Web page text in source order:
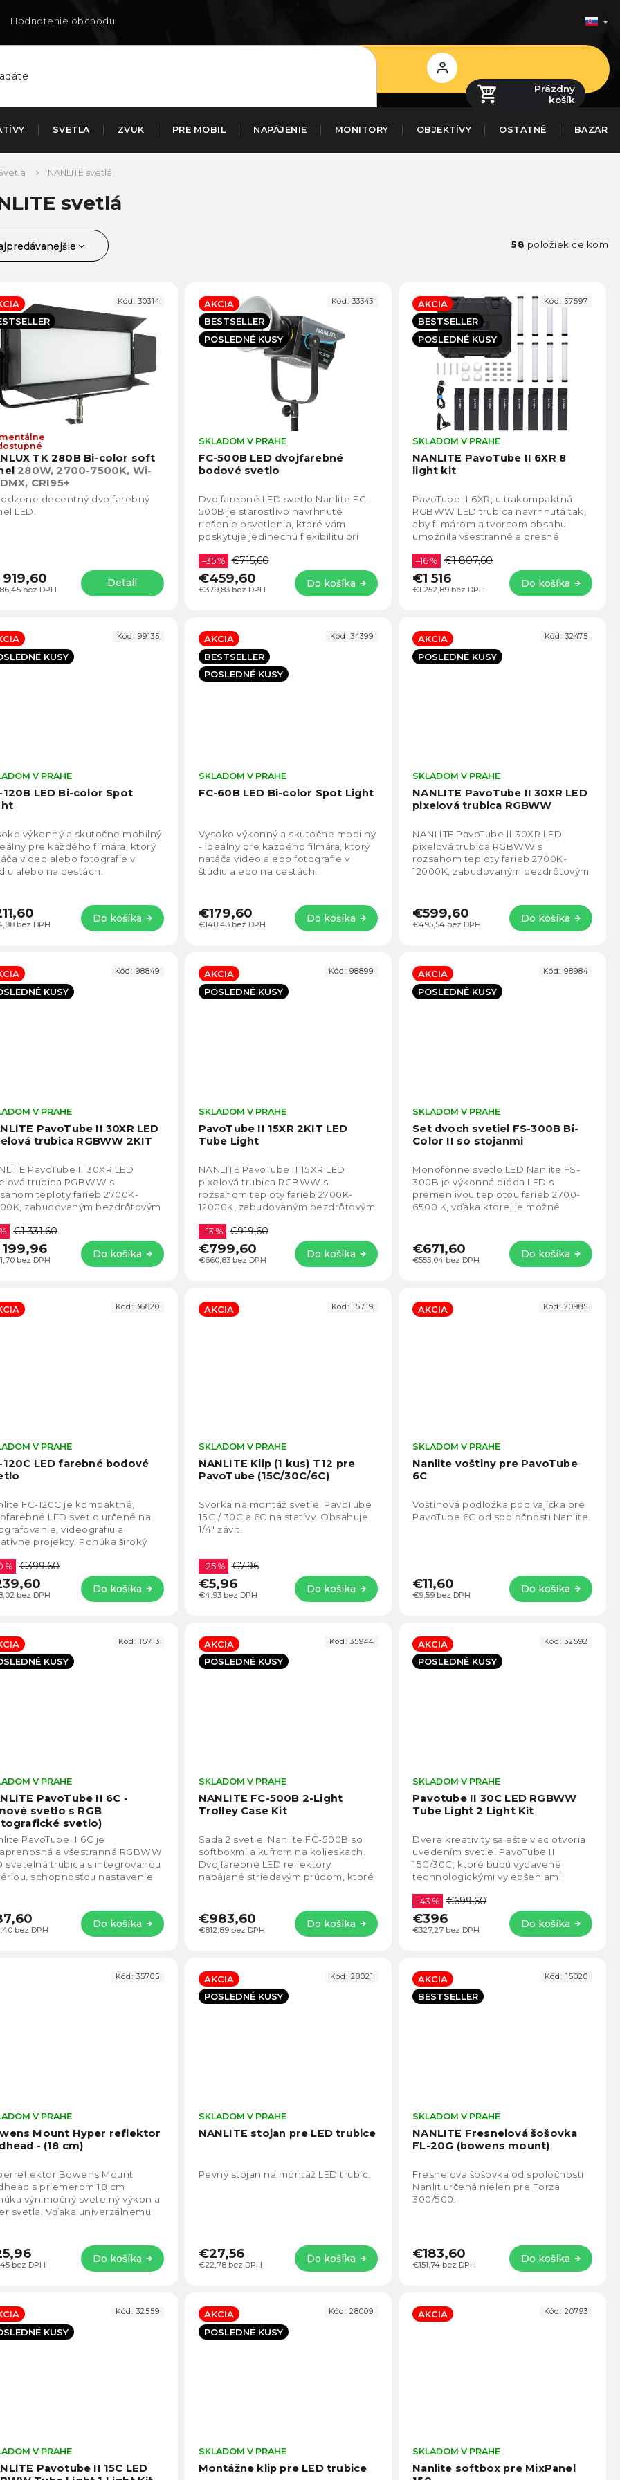
Hodnotenie obchodu
Prihlásenie
Prázdny
košík
SVETLA ZVUK PRE MOBIL NAPÁJENIE MONITORY OBJEKTÍVY OSTATNÉ BAZAR
NANLITE svetlá
svetlá
58 položiek celkom
TK 280B Bi-color soft
280W, 2700-7500K, Wi-
CRI95+
Priemerné
hodnotenie
produktu
hviezdičiek.
bez DPH
919,60 Detail
decentný dvojfarebný
LED.
Kód:30314
AKCIA
BESTSELLER
POSLEDNÉ KUSY
FC-500B LED dvojfarebné
bodové svetlo
Priemerné
hodnotenie
produktu
hviezdičiek.
SKLADOM V PRAHE
€379,83 bez DPH
–35 % €715,60
€459,60 Do košíka
Dvojfarebné LED svetlo Nanlite FC-
500B je starostlivo navrhnuté
riešenie osvetlenia, ktoré vám
poskytuje jedinečnú flexibilitu pri
osvetlenia. Toto...
Kód:33343
AKCIA
BESTSELLER
POSLEDNÉ KUSY
NANLITE PavoTube II 6XR 8
light kit
SKLADOM V PRAHE
€1 252,89 bez DPH
–16 % €1 807,60
€1 516 Do košíka
PavoTube II 6XR, ultrakompaktná
RGBWW LED trubica navrhnutá tak,
aby filmárom a tvorcom obsahu
umožnila všestranné a presné
meria na dĺžku iba...
Kód:37597
KUSY
120B LED Bi-color Spot
Priemerné
hodnotenie
hviezdičiek.
V PRAHE
bez DPH Do košíka
výkonný a skutočne mobilný
pre každého filmára, ktorý
video alebo fotografie v
alebo na cestách.
Kód: 99135
AKCIA
BESTSELLER
POSLEDNÉ KUSY
FC-60B LED Bi-color Spot Light
Priemerné
hodnotenie
produktu
hviezdičiek.
SKLADOM V PRAHE
€148,43 bez DPH
€179,60 Do košíka
Vysoko výkonný a skutočne mobilný
- ideálny pre každého filmára, ktorý
natáča video alebo fotografie v
štúdiu alebo na cestách.
Kód:34399
AKCIA
POSLEDNÉ KUSY
NANLITE PavoTube II 30XR LED
pixelová trubica RGBWW
SKLADOM V PRAHE
€495,54 bez DPH
€599,60 Do košíka
NANLITE PavoTube II 30XR LED
pixelová trubica RGBWW s
rozsahom teploty farieb 2700K-
12000K, zabudovaným bezdrôtovým
Kód:32475
KUSY
PavoTube II 30XR LED
trubica RGBWW 2KIT
Priemerné
hodnotenie
produktu
hviezdičiek.
V PRAHE
bez DPH
€1 331,60
199,96 Do košíka
PavoTube II 30XR LED
trubica RGBWW s
teploty farieb 2700K-
zabudovaným bezdrôtovým
Kód: 98849
AKCIA
POSLEDNÉ KUSY
PavoTube II 15XR 2KIT LED
Tube Light
Priemerné
hodnotenie
produktu
hviezdičiek.
SKLADOM V PRAHE
€660,83 bez DPH
–13 % €919,60
€799,60 Do košíka
NANLITE PavoTube II 15XR LED
pixelová trubica RGBWW s
rozsahom teploty farieb 2700K-
12000K, zabudovaným bezdrôtovým
Kód:98899
AKCIA
POSLEDNÉ KUSY
Set dvoch svetiel FS-300B Bi-
Color II so stojanmi
SKLADOM V PRAHE
€555,04 bez DPH
€671,60 Do košíka
Monofónne svetlo LED Nanlite FS-
300B je výkonná dióda LED s
premenlivou teplotou farieb 2700-
6500 K, vďaka ktorej je možné
Kód: 98984
120C LED farebné bodové
Priemerné
hodnotenie
produktu
V PRAHE
bez DPH
% €399,60
Do košíka
FC-120C je kompaktné,
LED svetlo určené na
videografiu a
projekty. Ponúka široký
Kód:36820 AKCIA
NANLITE Klip (1 kus) T12 pre
PavoTube (15C/30C/6C)
Priemerné
hodnotenie
produktu
SKLADOM V PRAHE
€4,93 bez DPH
–25 % €7,96
€5,96 Do košíka
Svorka na montáž svetiel PavoTube
15C / 30C a 6C na statívy. Obsahuje
1/4" závit.
Kód:15719 AKCIA
Nanlite voštiny pre PavoTube
6C
SKLADOM V PRAHE
€9,59 bez DPH
€11,60 Do košíka
Voštinová podložka pod vajíčka pre
PavoTube 6C od spoločnosti Nanlite.
Kód: 20985
KUSY
PavoTube II 6C -
svetlo s RGB
svetlo)
Priemerné
hodnotenie
produktu
hviezdičiek.
V PRAHE
bez DPH Do košíka
PavoTube II 6C je
a všestranná RGBWW
svetelná trubica s integrovanou
schopnosťou nastavenie
Kód: 15713
AKCIA
POSLEDNÉ KUSY
NANLITE FC-500B 2-Light
Trolley Case Kit
Priemerné
hodnotenie
produktu
hviezdičiek.
SKLADOM V PRAHE
€812,89 bez DPH
€983,60 Do košíka
Sada 2 svetiel Nanlite FC-500B so
softboxmi a kufrom na kolieskach.
Dvojfarebné LED reflektory
napájané striedavým prúdom, ktoré
Kód:35944
AKCIA
POSLEDNÉ KUSY
Pavotube II 30C LED RGBWW
Tube Light 2 Light Kit
SKLADOM V PRAHE
€327,27 bez DPH
–43 % €699,60
€396 Do košíka
Dvere kreativity sa ešte viac otvoria
uvedením svetiel PavoTube II
15C/30C, ktoré budú vybavené
technologickými vylepšeniami
15C/30C využíva...
Kód:32592
Mount Hyper reflektor
- (18 cm)
Priemerné
hodnotenie
V PRAHE
bez DPH Do košíka
Bowens Mount
s priemerom 18 cm
výnimočný svetelný výkon a
svetla. Vďaka univerzálnemu
Kód:35705
AKCIA
POSLEDNÉ KUSY
NANLITE stojan pre LED trubice
Priemerné
hodnotenie
produktu
SKLADOM V PRAHE
€22,78 bez DPH
€27,56 Do košíka
Pevný stojan na montáž LED trubíc.
Kód:28021
AKCIA
BESTSELLER
NANLITE Fresnelová šošovka
FL-20G (bowens mount)
SKLADOM V PRAHE
€151,74 bez DPH
€183,60 Do košíka
Fresnelova šošovka od spoločnosti
Nanlit určená nielen pre Forza
300/500.
Kód: 15020
KUSY
Pavotube II 15C LED
Priemerné
hodnotenie
V PRAHE
Kód:32559
AKCIA
POSLEDNÉ KUSY
Montážne klip pre LED trubice
Priemerné
hodnotenie
SKLADOM V PRAHE
Kód:28009 AKCIA
Nanlite softbox pre MixPanel
SKLADOM V PRAHE
Kód: 20793